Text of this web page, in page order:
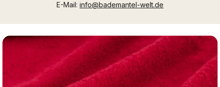
E-Mail: info@bademantel-welt.de